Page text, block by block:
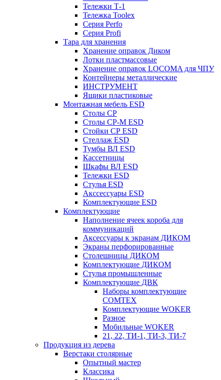
Тележки Т-1
Тележка Toolex
Серия Perfo
Серия Profi
Тара для хранения
Хранение оправок Диком
Лотки пластмассовые
Хранение оправок LOCOMA для ЧПУ
Контейнеры металлические
ИНСТРУМЕНТ
Ящики пластиковые
Монтажная мебель ESD
Столы СР
Столы СР-М ESD
Стойки СР ESD
Стеллаж ESD
Тумбы ВЛ ESD
Кассетницы
Шкафы ВЛ ESD
Тележки ESD
Стулья ESD
Акссессуары ESD
Комплектующие ESD
Комплектующие
Наполнение ячеек короба для
коммуникаций
Аксессуары к экранам ДИКОМ
Экраны перфорированные
Cтолешницы ДИКОМ
Комплектующие ДИКОМ
Стулья промышленные
Комплектующие ДВК
Наборы комплектующие
COMTEX
Комплектующие WOKER
Разное
Мобильные WOKER
21, 22, ТИ-1, ТИ-3, ТИ-7
Продукция из дерева
Верстаки столярные
Опытный мастер
Классика